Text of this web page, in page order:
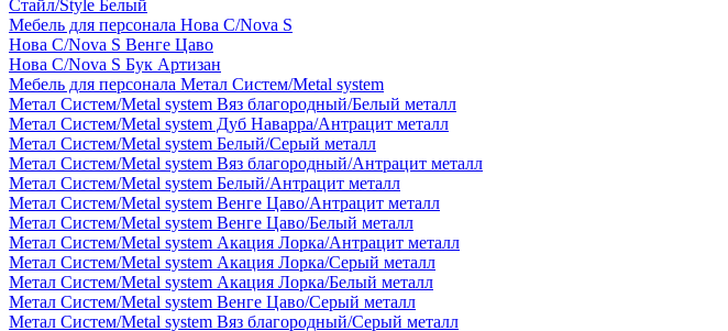
Стайл/Style Белый
Мебель для персонала Нова С/Nova S
Нова С/Nova S Венге Цаво
Нова С/Nova S Бук Артизан
Мебель для персонала Метал Систем/Metal system
Метал Систем/Metal system Вяз благородный/Белый металл
Метал Систем/Metal system Дуб Наварра/Антрацит металл
Метал Систем/Metal system Белый/Серый металл
Метал Систем/Metal system Вяз благородный/Антрацит металл
Метал Систем/Metal system Белый/Антрацит металл
Метал Систем/Metal system Венге Цаво/Антрацит металл
Метал Систем/Metal system Венге Цаво/Белый металл
Метал Систем/Metal system Акация Лорка/Антрацит металл
Метал Систем/Metal system Акация Лорка/Серый металл
Метал Систем/Metal system Акация Лорка/Белый металл
Метал Систем/Metal system Венге Цаво/Серый металл
Метал Систем/Metal system Вяз благородный/Серый металл